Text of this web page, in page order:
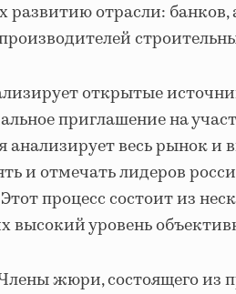
развитию отрасли:
открытые
приглашение на
анализирует весь рынок и
и отмечать лидеров
процесс состоит из
высокий уровень
жюри, состоящего из